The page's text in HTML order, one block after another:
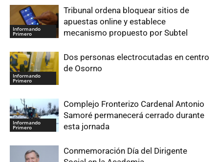
Informando
Primero
Tribunal ordena bloquear sitios de
apuestas online y establece
mecanismo propuesto por Subtel
Informando
Primero
Dos personas electrocutadas en centro
de Osorno
Informando
Primero
Complejo Fronterizo Cardenal Antonio
Samoré permanecerá cerrado durante
esta jornada
Conmemoración Día del Dirigente